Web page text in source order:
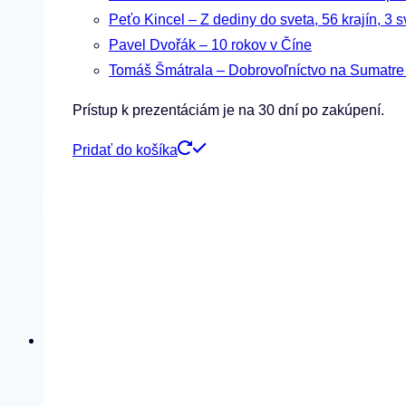
Peťo Kincel – Z dediny do sveta, 56 krajín, 3
Pavel Dvořák – 10 rokov v Číne
Tomáš Šmátrala – Dobrovoľníctvo na Sumatre
Prístup k prezentáciám je na 30 dní po zakúpení.
Pridať do košíka